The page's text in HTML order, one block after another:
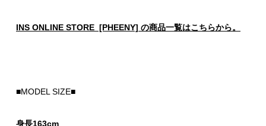
INS ONLINE STORE [PHEENY] の商品一覧はこちらから。
■MODEL SIZE■
身長163cm